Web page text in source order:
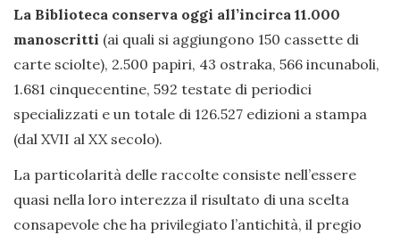
La Biblioteca conserva oggi all’incirca 11.000
manoscritti (ai quali si aggiungono 150 cassette di
carte sciolte), 2.500 papiri, 43 ostraka, 566 incunaboli,
1.681 cinquecentine, 592 testate di periodici
specializzati e un totale di 126.527 edizioni a stampa
(dal XVII al XX secolo).
La particolarità delle raccolte consiste nell’essere
quasi nella loro interezza il risultato di una scelta
consapevole che ha privilegiato l’antichità, il pregio